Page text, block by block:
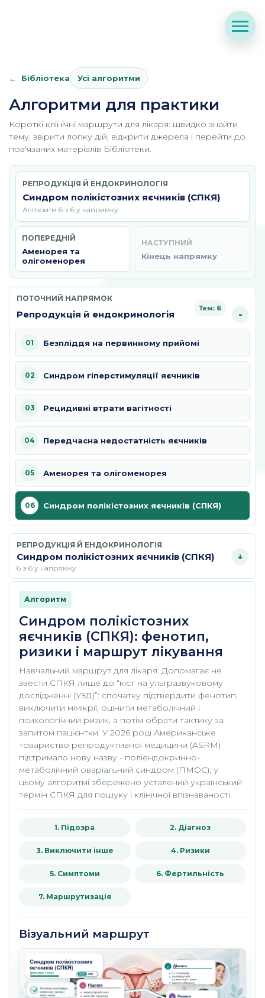
Бібліотека Усі алгоритми
Алгоритми для практики
Короткі клінічні маршрути для лікаря: швидко знайти
тему, звірити логіку дій, відкрити джерела і перейти до
пов'язаних матеріалів Бібліотеки.
ПОПЕРЕДНІЙ
Аменорея та
олігоменорея
РЕПРОДУКЦІЯ Й ЕНДОКРИНОЛОГІЯ
Синдром полікістозних яєчників (СПКЯ)
Алгоритм 6 з 6 у напрямку
НАСТУПНИЙ
Кінець напрямку
ПОТОЧНИЙ НАПРЯМОК
Репродукція й ендокринологія
Тем: 6
01 Безпліддя на первинному прийомі
02 Синдром гіперстимуляції яєчників
03 Рецидивні втрати вагітності
04 Передчасна недостатність яєчників
05 Аменорея та олігоменорея
06 Синдром полікістозних яєчників (СПКЯ)
РЕПРОДУКЦІЯ Й ЕНДОКРИНОЛОГІЯ
Синдром полікістозних яєчників (СПКЯ)
6 з 6 у напрямку
Алгоритм
Синдром полікістозних
яєчників (СПКЯ): фенотип,
ризики і маршрут лікування
Навчальний маршрут для лікаря. Допомагає не
звести СПКЯ лише до “кіст на ультразвуковому
дослідженні (УЗД)”: спочатку підтвердити фенотип,
виключити мімікрії, оцінити метаболічний і
психологічний ризик, а потім обрати тактику за
запитом пацієнтки. У 2026 році Американське
товариство репродуктивної медицини (ASRM)
підтримало нову назву - поліендокринно-
метаболічний оваріальний синдром (ПМОС); у
цьому алгоритмі збережено усталений український
термін СПКЯ для пошуку і клінічної впізнаваності.
1. Підозра 2. Діагноз
3. Виключити інше 4. Ризики
5. Симптоми 6. Фертильність
7. Маршрутизація
Візуальний маршрут